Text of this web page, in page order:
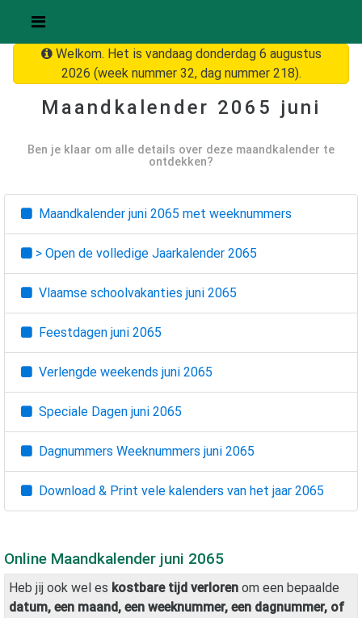
Welkom. Het is vandaag donderdag 6 augustus
2026 (week nummer 32, dag nummer 218).
Maandkalender 2065 juni
Ben je klaar om alle details over deze maandkalender te
ontdekken?
Maandkalender juni 2065 met weeknummers
> Open de volledige Jaarkalender 2065
Vlaamse schoolvakanties juni 2065
Feestdagen juni 2065
Verlengde weekends juni 2065
Speciale Dagen juni 2065
Dagnummers Weeknummers juni 2065
Download & Print vele kalenders van het jaar 2065
Online Maandkalender juni 2065
Heb jij ook wel es kostbare tijd verloren om een bepaalde
datum, een maand, een weeknummer, een dagnummer, of